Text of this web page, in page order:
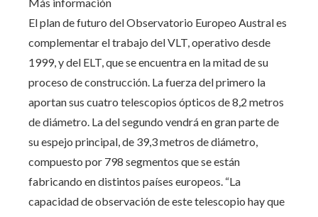
El plan de futuro del Observatorio Europeo Austral es
complementar el trabajo del VLT, operativo desde
1999, y del ELT, que se encuentra en la mitad de su
proceso de construcción. La fuerza del primero la
aportan sus cuatro teles­copios ópticos de 8,2 metros
de diámetro. La del segundo vendrá en gran parte de
su espejo principal, de 39,3 metros de diámetro,
compuesto por 798 segmentos que se están
fabricando en distintos países europeos. “La
capacidad de observación de este telescopio hay que